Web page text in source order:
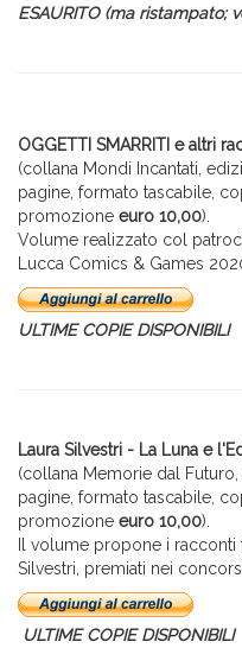
ESAURITO (ma ristampato;
OGGETTI SMARRITI e altri
(collana Mondi Incantati,
pagine, formato tascabile,
promozione euro 10,00).
Volume realizzato col
Lucca Comics & Games
ULTIME COPIE DISPONIBILI
Laura Silvestri - La Luna e
(collana Memorie dal
pagine, formato tascabile,
promozione euro 10,00).
Il volume propone i racconti
Silvestri, premiati nei
ULTIME COPIE DISPONIBILI